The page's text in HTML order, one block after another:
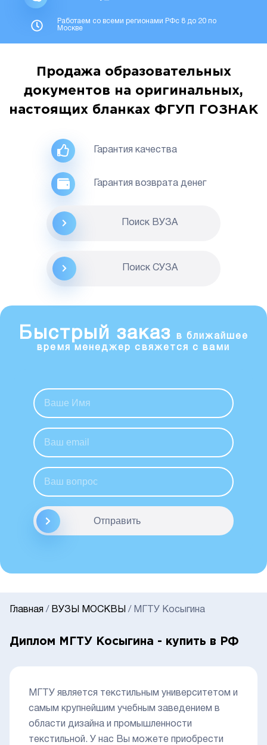
Работаем со всеми регионами РФс 8 до 20 по
Москве
Продажа образовательных
документов на оригинальных,
настоящих бланках ФГУП ГОЗНАК
Гарантия качества
Гарантия возврата денег
Поиск ВУЗА
Поиск CУЗА
Быстрый заказ
в ближайшее
время менеджер свяжется с вами
Отправить
Главная / ВУЗЫ МОСКВЫ / МГТУ Косыгина
Диплом МГТУ Косыгина - купить в РФ
МГТУ является текстильным университетом и
самым крупнейшим учебным заведением в
области дизайна и промышленности
текстильной. У нас Вы можете приобрести